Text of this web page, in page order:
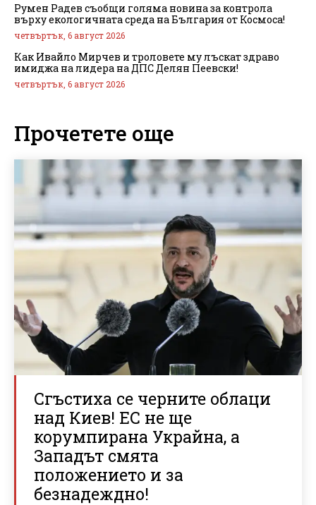
Румен Радев съобщи голяма новина за контрола
върху екологичната среда на България от Космоса!
четвъртък, 6 август 2026
Как Ивайло Мирчев и троловете му лъскат здраво
имиджа на лидера на ДПС Делян Пеевски!
четвъртък, 6 август 2026
Прочетете още
Сгъстиха се черните облаци
над Киев! ЕС не ще
корумпирана Украйна, а
Западът смята
положението и за
безнадеждно!